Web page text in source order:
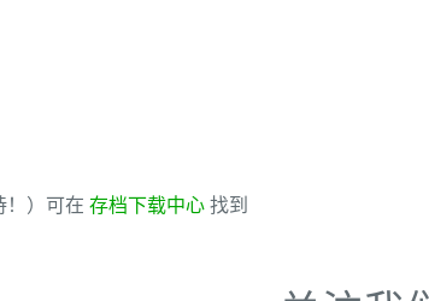
！）可在 存档下载中心 找到